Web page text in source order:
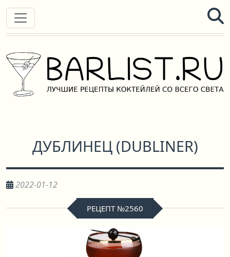
ДУБЛИНЕЦ(DUBLINER)
2022-01-12
РЕЦЕПТ №2560